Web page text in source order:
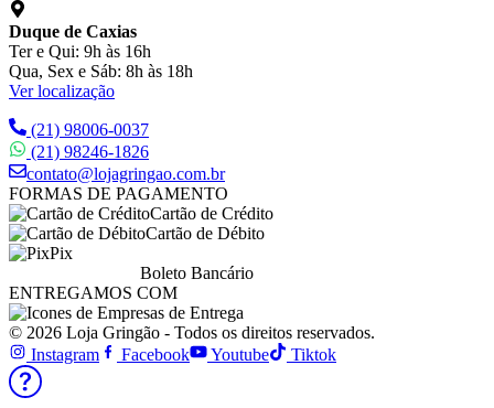
Duque de Caxias
Ter e Qui: 9h às 16h
Qua, Sex e Sáb: 8h às 18h
Ver localização
(21) 98006-0037
(21) 98246-1826
contato@lojagringao.com.br
FORMAS DE PAGAMENTO
Cartão de Crédito
Cartão de Débito
Pix
Boleto Bancário
ENTREGAMOS COM
© 2026 Loja Gringão - Todos os direitos reservados.
Instagram
Facebook Youtube Tiktok